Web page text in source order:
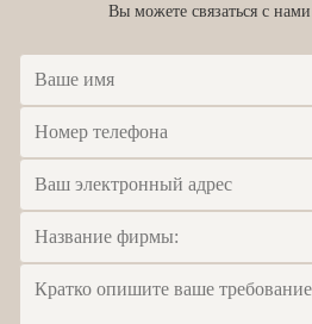
Вы можете связаться с